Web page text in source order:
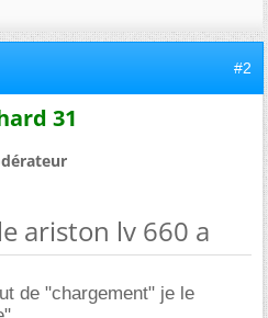
#2
31
ariston lv 660 a
de "chargement" je le